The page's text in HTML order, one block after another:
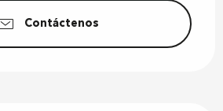
Contáctenos